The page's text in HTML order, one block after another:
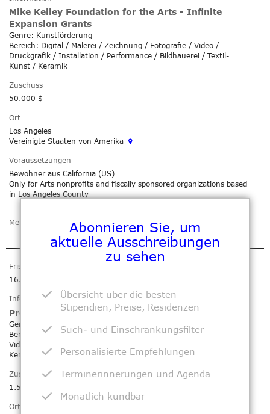
Abonnieren Sie, um
aktuelle Ausschreibungen
zu sehen
Übersicht über die besten
Stipendien, Preise, Residenzen
Such- und Einschränkungsfilter
Personalisierte Empfehlungen
Terminerinnerungen und Agenda
Monatlich kündbar
Mike Kelley Foundation for the Arts - Infinite
Expansion Grants
Genre: Kunstförderung
Bereich: Digital / Malerei / Zeichnung / Fotografie / Video /
Druckgrafik / Installation / Performance / Bildhauerei / Textil-
Kunst / Keramik
Zuschuss
50.000 $
Ort
Los Angeles
Vereinigte Staaten von Amerika
Voraussetzungen
Bewohner aus California (US)
Only for Arts nonprofits and fiscally sponsored organizations based
in Los Angeles County
Mehr anzeigen
Zu meiner Agenda
hinzufügen
Frist
16. Aug 2026
Information
Prospect Art - New Work: We Come in Pieces
Genre: Kunstförderung
Bereich: Digital / Sound / Malerei / Zeichnung / Fotografie /
Video / Druckgrafik / Installation / Performance / Bildhauerei /
Keramik
Zuschuss
1.500 $
Ort